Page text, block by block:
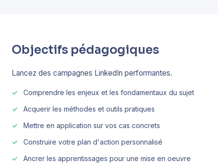
Objectifs pédagogiques
Lancez des campagnes LinkedIn performantes.
Comprendre les enjeux et les fondamentaux du sujet
Acquerir les méthodes et outils pratiques
Mettre en application sur vos cas concrets
Construire votre plan d'action personnalisé
Ancrer les apprentissages pour une mise en oeuvre